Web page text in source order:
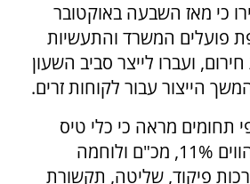
כי מאז השבעה באוקטובר
פועלים המשרד והתעשיות
ועברו לייצר סביב השעון
הייצור עבור לקוחות זרים.
תחומים מראה כי כלי טיס
מאוישים ואוויוניקה מהווים 11%, מכ"ם ולוחמה
11%, מערכות פיקוד, שליטה, תקשורת